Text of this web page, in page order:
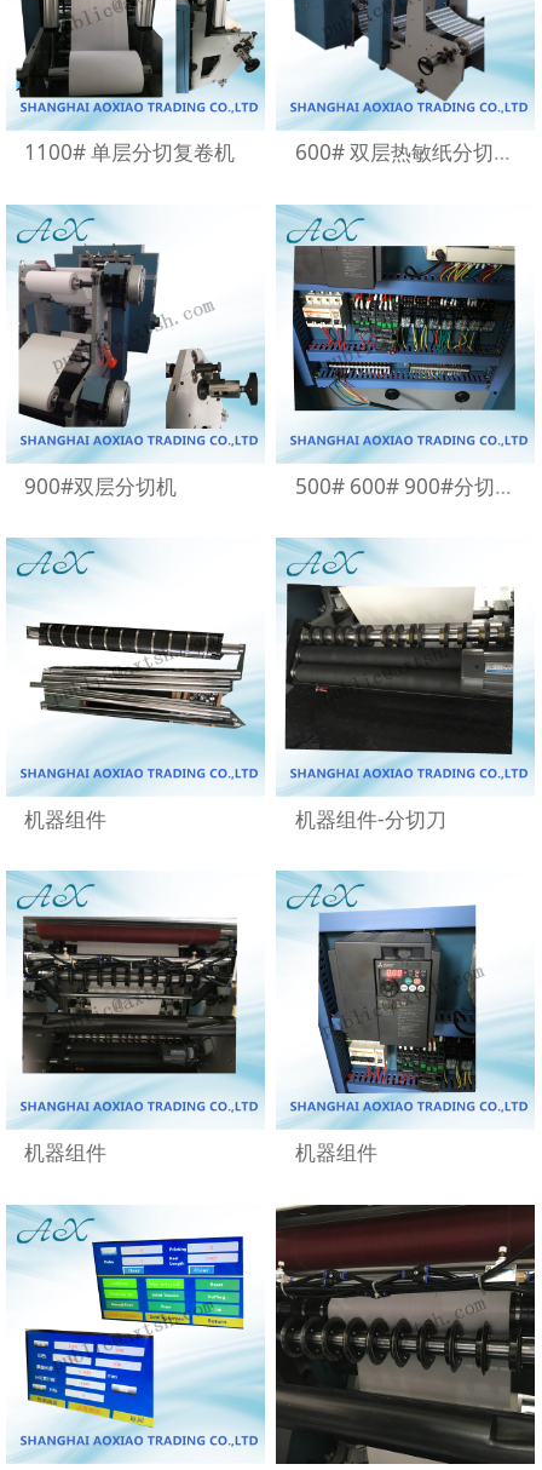
1100# 单层分切复卷机 600# 双层热敏纸分切复卷机
900#双层分切机 500# 600# 900#分切机复卷机机器组件
机器组件 机器组件-分切刀
机器组件 机器组件